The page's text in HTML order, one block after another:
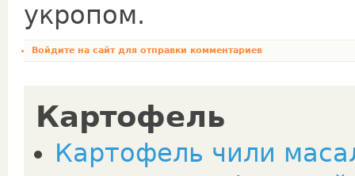
укропом.
Войдите на сайтдля отправки комментариев
Картофель
Картофель чили